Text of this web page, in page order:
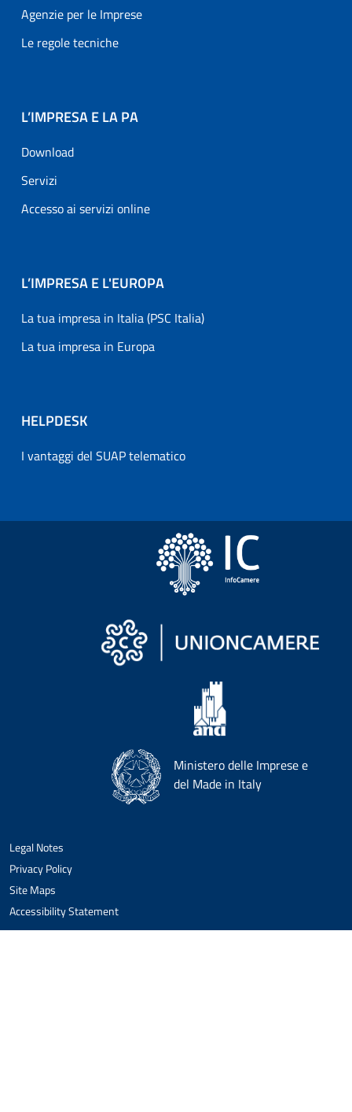
Agenzie per le Imprese
Le regole tecniche
L’IMPRESA E LA PA
Download
Servizi
Accesso ai servizi online
L’IMPRESA E L'EUROPA
La tua impresa in Italia (PSC Italia)
La tua impresa in Europa
HELPDESK
I vantaggi del SUAP telematico
Ministero delle Imprese e
del Made in Italy
Legal Notes
Privacy Policy
Site Maps
Accessibility Statement